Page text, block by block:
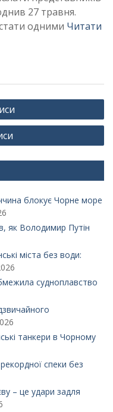
27 травня.
одними Читати
блокує Чорне море
як Володимир Путін
міста без води:
судноплавство
танкери в Чорному
спеки без
– це удари задля